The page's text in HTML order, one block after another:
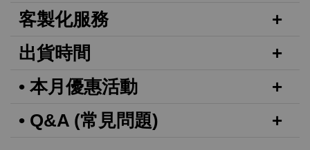
客製化服務
出貨時間
• 本月優惠活動
• Q&A (常見問題)